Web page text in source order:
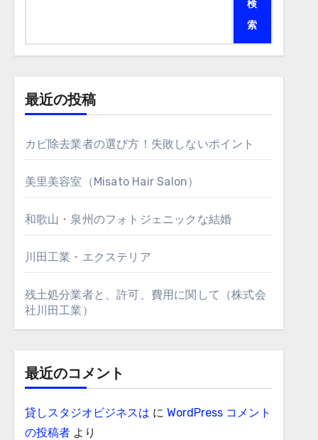
検
索
最近の投稿
カビ除去業者の選び方！失敗しないポイント
美里美容室（Misato Hair Salon）
和歌山・泉州のフォトジェニックな結婚
川田工業・エクステリア
残土処分業者と、許可、費用に関して（株式会
社川田工業）
最近のコメント
貸しスタジオビジネスは に WordPress コメント
の投稿者より